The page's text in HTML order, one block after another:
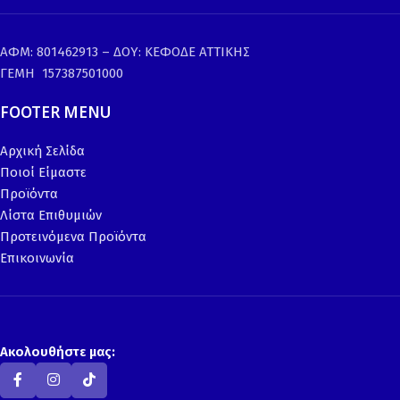
ΑΦΜ: 801462913 – ΔΟΥ: ΚΕΦΟΔΕ ΑΤΤΙΚΗΣ
ΓΕΜΗ 157387501000
FOOTER MENU
Αρχική Σελίδα
Ποιοί Είμαστε
Προϊόντα
Λίστα Επιθυμιών
Προτεινόμενα Προϊόντα
Επικοινωνία
Ακολουθήστε μας: